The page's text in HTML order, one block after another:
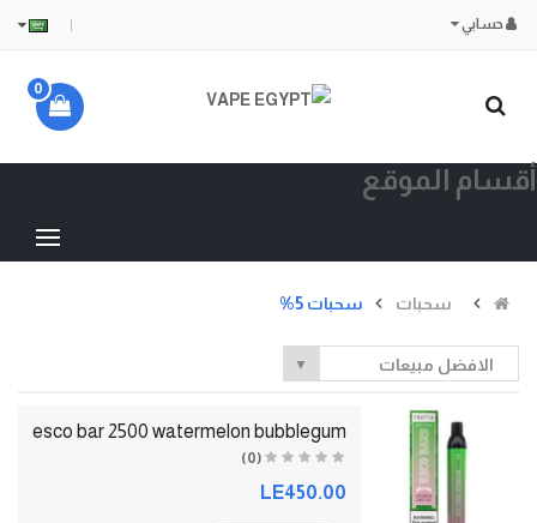
حسابي
0
أقسام الموقع
سحبات سحبات 5%
الافضل مبيعات ▼
esco bar 2500 watermelon bubblegum
(0)
LE450.00